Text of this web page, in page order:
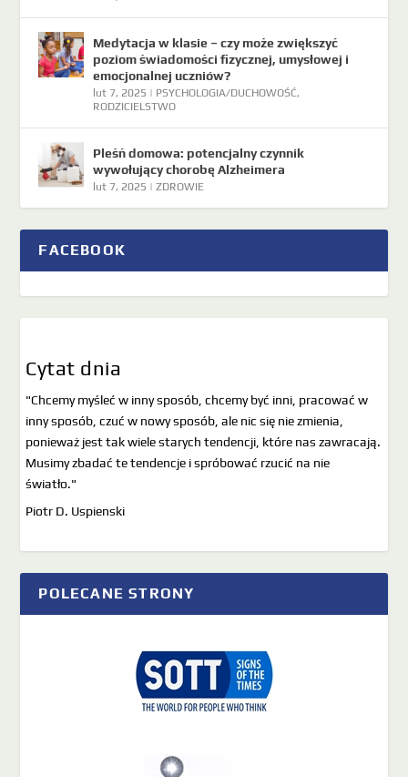
Medytacja w klasie – czy może zwiększyć
poziom świadomości fizycznej, umysłowej i
emocjonalnej uczniów?
lut 7, 2025 | PSYCHOLOGIA/DUCHOWOŚĆ,
RODZICIELSTWO
Pleśń domowa: potencjalny czynnik
wywołujący chorobę Alzheimera
lut 7, 2025 |ZDROWIE
FACEBOOK
Cytat dnia
"Chcemy myśleć w inny sposób, chcemy być inni, pracować w
inny sposób, czuć w nowy sposób, ale nic się nie zmienia,
ponieważ jest tak wiele starych tendencji, które nas zawracają.
Musimy zbadać te tendencje i spróbować rzucić na nie
światło."
Piotr D. Uspienski
POLECANE STRONY